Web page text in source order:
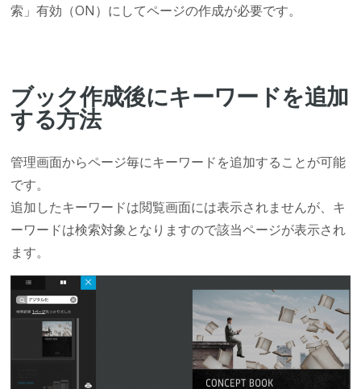
索」有効（ON）にしてページの作成が必要です。
ブック作成後にキーワードを追加
する方法
管理画面からページ毎にキーワードを追加することが可能
です。
追加したキーワードは閲覧画面には表示されませんが、キ
ーワードは検索対象となりますので該当ページが表示され
ます。